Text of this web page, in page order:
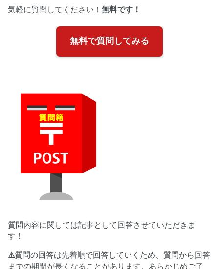
気軽に質問してください！無料です！
無料で質問してみる
質問内容に関しては記事として回答させていただきま
す！
⚠️質問の回答は先着順で回答していくため、質問から回答
までの期間が長くなることがあります。あらかじめご了